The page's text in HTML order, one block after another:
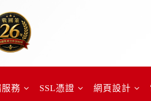
務 SSL憑證 網頁設計